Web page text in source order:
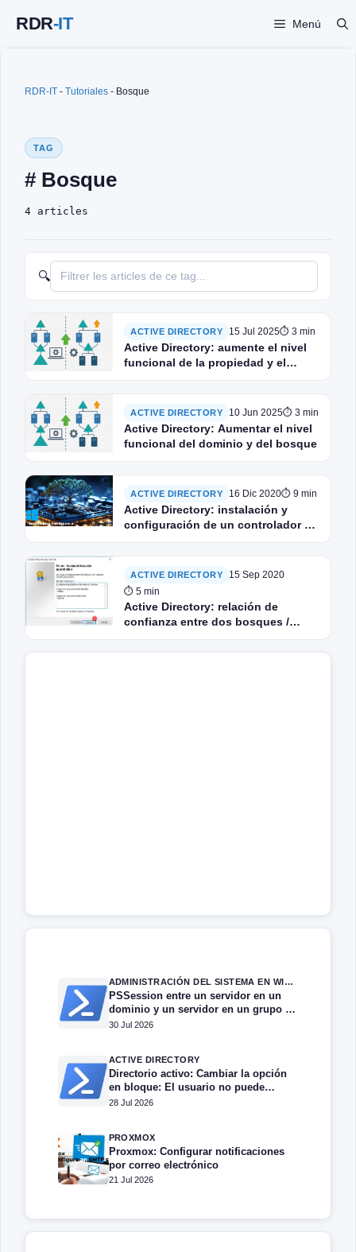
Menú
RDR-IT - Tutoriales - Bosque
TAG
# Bosque
4 articles
🔍
ACTIVE DIRECTORY 15 Jul 2025⏱ 3 min
Active Directory: aumente el nivel
funcional de la propiedad y el
ACTIVE DIRECTORY 10 Jun 2025⏱ 3 min
Active Directory: Aumentar el nivel
funcional del dominio y del bosque
ACTIVE DIRECTORY 16 Dic 2020⏱ 9 min
Active Directory: instalación y
configuración de un controlador de
ACTIVE DIRECTORY
15 Sep 2020
⏱ 5 min
Active Directory: relación de
confianza entre dos bosques /
ADMINISTRACIÓN DEL SISTEMA EN WINDOWS SERVER
PSSession entre un servidor en un
dominio y un servidor en un grupo de
trabajo.
30 Jul 2026
ACTIVE DIRECTORY
Directorio activo: Cambiar la opción
en bloque: El usuario no puede
cambiar la contraseña
28 Jul 2026
PROXMOX
Proxmox: Configurar notificaciones
por correo electrónico
21 Jul 2026